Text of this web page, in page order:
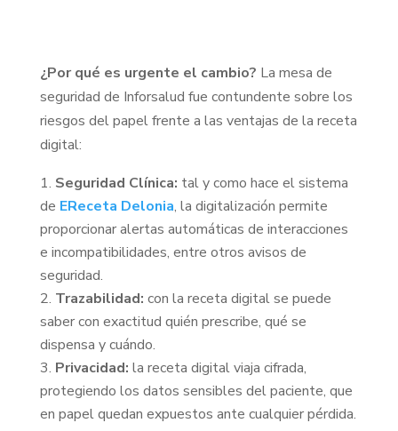
¿Por qué es urgente el cambio? La mesa de
seguridad de Inforsalud fue contundente sobre los
riesgos del papel frente a las ventajas de la receta
digital:
Seguridad Clínica: tal y como hace el sistema
de EReceta Delonia, la digitalización permite
proporcionar alertas automáticas de interacciones
e incompatibilidades, entre otros avisos de
seguridad.
Trazabilidad: con la receta digital se puede
saber con exactitud quién prescribe, qué se
dispensa y cuándo.
Privacidad: la receta digital viaja cifrada,
protegiendo los datos sensibles del paciente, que
en papel quedan expuestos ante cualquier pérdida.